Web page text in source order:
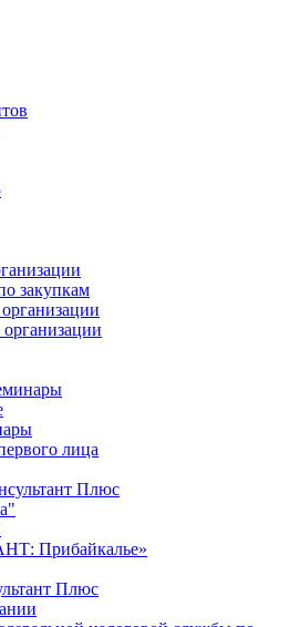
закупкам
лица
Плюс
Прибайкалье»
Плюс